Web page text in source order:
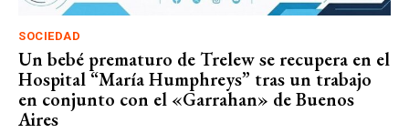
SOCIEDAD
Un bebé prematuro de Trelew se recupera en el
Hospital “María Humphreys” tras un trabajo
en conjunto con el «Garrahan» de Buenos
Aires